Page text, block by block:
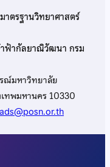
ตรฐานวิทยาศาสตร์
าฟ้ากัลยาณิวัฒนา กรม
ณ์มหาวิทยาลัย
ทพมหานคร 10330